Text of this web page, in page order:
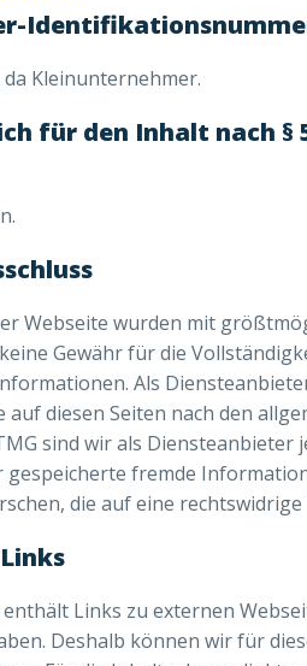
Kleinunternehmer.
für den Inhalt nach §
Webseite wurden mit
Gewähr für die
Als
diesen Seiten nach den
sind wir als Diensteanbieter
fremde
die auf eine
enthält Links zu externen
Deshalb können wir für